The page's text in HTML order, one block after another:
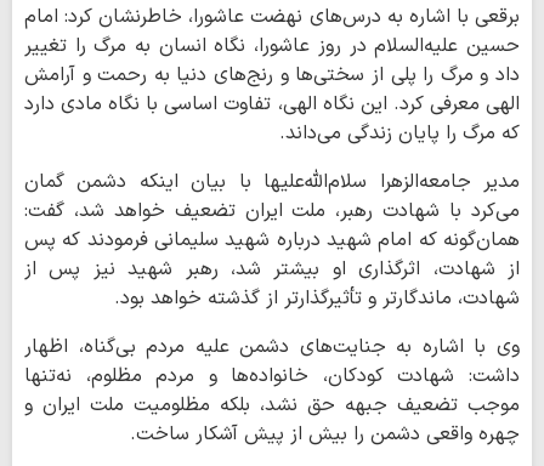
برقعی با اشاره به درس‌های نهضت عاشورا، خاطرنشان کرد: امام
حسین علیه‌السلام در روز عاشورا، نگاه انسان به مرگ را تغییر
داد و مرگ را پلی از سختی‌ها و رنج‌های دنیا به رحمت و آرامش
الهی معرفی کرد. این نگاه الهی، تفاوت اساسی با نگاه مادی دارد
که مرگ را پایان زندگی می‌داند.
مدیر جامعه‌الزهرا سلام‌الله‌علیها با بیان اینکه دشمن گمان
می‌کرد با شهادت رهبر، ملت ایران تضعیف خواهد شد، گفت:
همان‌گونه که امام شهید درباره شهید سلیمانی فرمودند که پس
از شهادت، اثرگذاری او بیشتر شد، رهبر شهید نیز پس از
شهادت، ماندگارتر و تأثیرگذارتر از گذشته خواهد بود.
وی با اشاره به جنایت‌های دشمن علیه مردم بی‌گناه، اظهار
داشت: شهادت کودکان، خانواده‌ها و مردم مظلوم، نه‌تنها
موجب تضعیف جبهه حق نشد، بلکه مظلومیت ملت ایران و
چهره واقعی دشمن را بیش از پیش آشکار ساخت.